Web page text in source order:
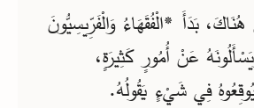
بَدَأَ *الْفُقَهَاءُ وَالْفَرِّيسِيُّونَ
عَنْ أُمُورٍ كَثِيرَةٍ،